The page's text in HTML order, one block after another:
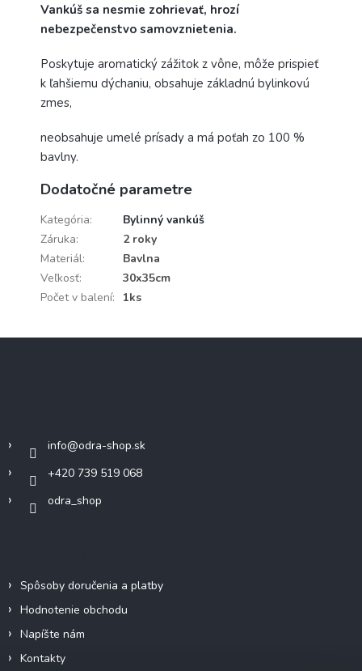
Vankúš sa nesmie zohrievať, hrozí
nebezpečenstvo samovznietenia.
Poskytuje aromatický zážitok z vône, môže prispieť
k ľahšiemu dýchaniu, obsahuje základnú bylinkovú
zmes,
neobsahuje umelé prísady a má poťah zo 100 %
bavlny.
Dodatočné parametre
Kategória:
Bylinný vankúš
Záruka:
2 roky
Materiál:
Bavlna
Veľkosť:
30x35cm
Počet v balení: 1ks
info@odra-shop.sk
+420 739 519 068
odra_shop
Spôsoby doručenia a platby
Hodnotenie obchodu
Napíšte nám
Kontakty